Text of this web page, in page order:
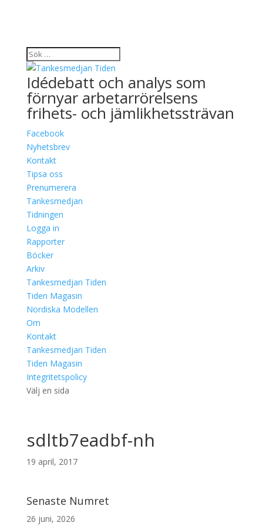
Idédebatt och analys som
förnyar arbetarrörelsens
frihets- och jämlikhetssträvan
Facebook
Nyhetsbrev
Kontakt
Tipsa oss
Prenumerera
Tankesmedjan
Tidningen
Logga in
Rapporter
Böcker
Arkiv
Tankesmedjan Tiden
Tiden Magasin
Nordiska Modellen
Om
Kontakt
Tankesmedjan Tiden
Tiden Magasin
Integritetspolicy
Välj en sida
sdltb7eadbf-nh
19 april, 2017
Senaste Numret
26 juni, 2026